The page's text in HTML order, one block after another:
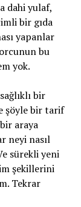
dahi yulaf,
bir gıda
yapanlar
bu
yok.
bir
şöyle bir tarif
araya
neyi nasıl
sürekli yeni
şekillerini
Tekrar